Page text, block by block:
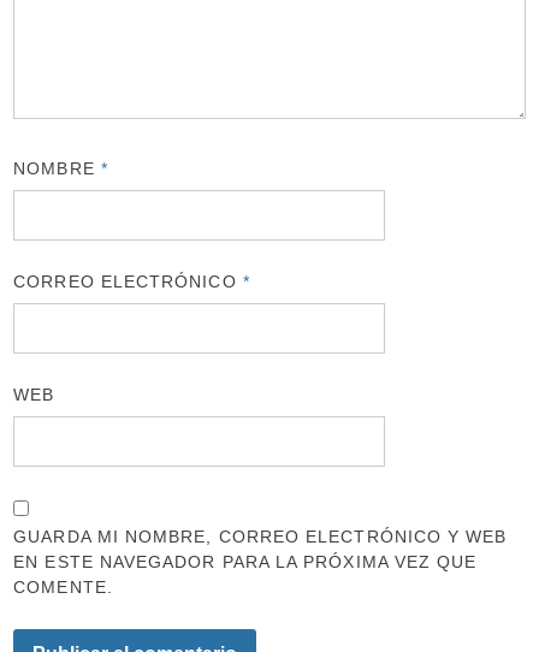
NOMBRE *
CORREO ELECTRÓNICO *
WEB
GUARDA MI NOMBRE, CORREO ELECTRÓNICO Y WEB
EN ESTE NAVEGADOR PARA LA PRÓXIMA VEZ QUE
COMENTE.